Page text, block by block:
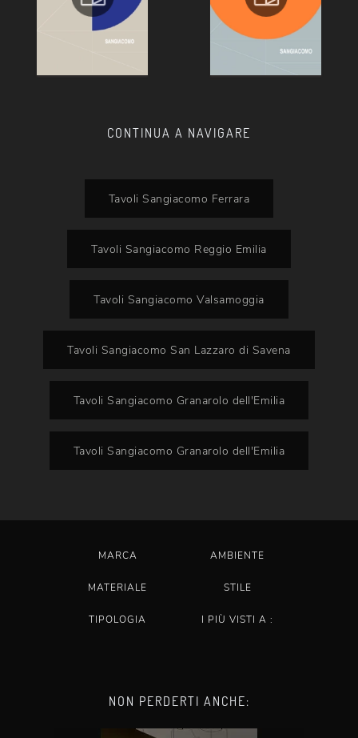
CONTINUA A NAVIGARE
Tavoli Sangiacomo Ferrara
Tavoli Sangiacomo Reggio Emilia
Tavoli Sangiacomo Valsamoggia
Tavoli Sangiacomo San Lazzaro di Savena
Tavoli Sangiacomo Granarolo dell'Emilia
Tavoli Sangiacomo Granarolo dell'Emilia
MARCA AMBIENTE
MATERIALE STILE
TIPOLOGIA I PIÙ VISTI A :
NON PERDERTI ANCHE: